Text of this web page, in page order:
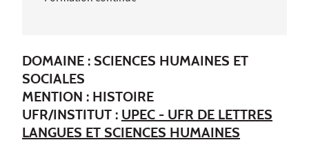
DOMAINE : SCIENCES HUMAINES ET
SOCIALES
MENTION : HISTOIRE
UFR/INSTITUT : UPEC - UFR DE LETTRES
LANGUES ET SCIENCES HUMAINES